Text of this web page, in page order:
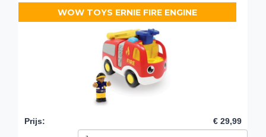
WOW TOYS ERNIE FIRE ENGINE
Prijs: € 29,99